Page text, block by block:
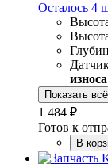
Осталось 4
износа
Показать всё
1 484 ₽
Готов к
В